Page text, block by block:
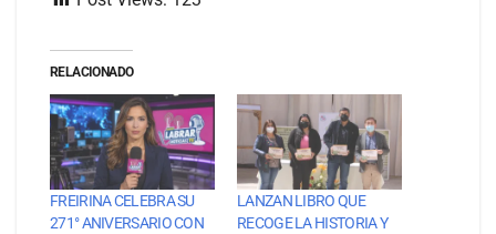
RELACIONADO
FREIRINA CELEBRA SU
271° ANIVERSARIO CON
LANZAN LIBRO QUE
RECOGE LA HISTORIA Y